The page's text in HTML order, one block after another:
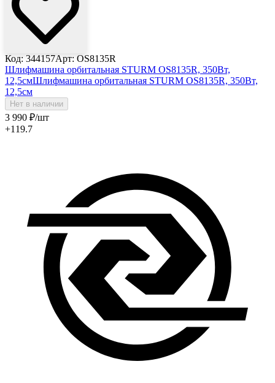
Код: 344157Арт: OS8135R
Шлифмашина орбитальная STURM OS8135R, 350Вт,
12,5смШлифмашина орбитальная STURM OS8135R, 350Вт,
12,5см
Нет в наличии
3 990 ₽/шт
+119.7